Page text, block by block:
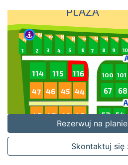
Rezerwuj na
Skontaktuj się